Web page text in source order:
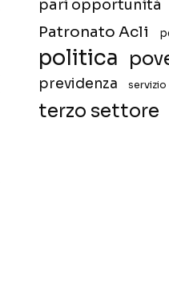
pari opportunità
Patronato Acli
politica
previdenza servizio
terzo settore